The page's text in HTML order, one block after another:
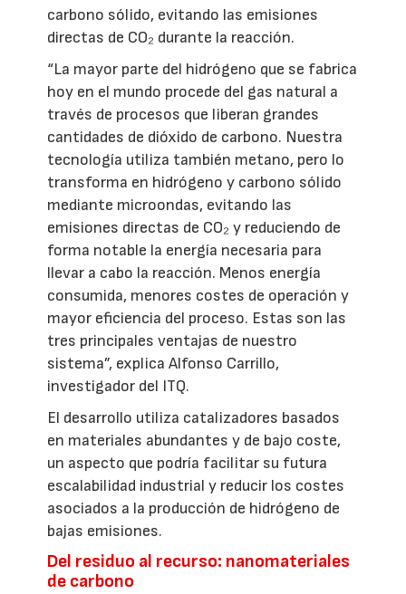
carbono sólido, evitando las emisiones
directas de CO₂ durante la reacción.
“La mayor parte del hidrógeno que se fabrica
hoy en el mundo procede del gas natural a
través de procesos que liberan grandes
cantidades de dióxido de carbono. Nuestra
tecnología utiliza también metano, pero lo
transforma en hidrógeno y carbono sólido
mediante microondas, evitando las
emisiones directas de CO₂ y reduciendo de
forma notable la energía necesaria para
llevar a cabo la reacción. Menos energía
consumida, menores costes de operación y
mayor eficiencia del proceso. Estas son las
tres principales ventajas de nuestro
sistema”, explica Alfonso Carrillo,
investigador del ITQ.
El desarrollo utiliza catalizadores basados
en materiales abundantes y de bajo coste,
un aspecto que podría facilitar su futura
escalabilidad industrial y reducir los costes
asociados a la producción de hidrógeno de
bajas emisiones.
Del residuo al recurso: nanomateriales
de carbono